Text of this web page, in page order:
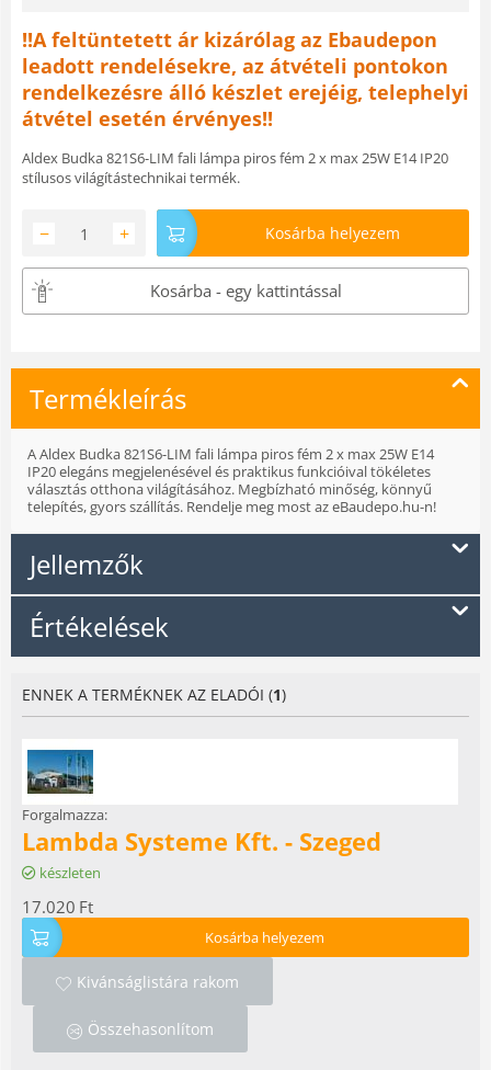
!!A feltüntetett ár kizárólag az Ebaudepon
leadott rendelésekre, az átvételi pontokon
rendelkezésre álló készlet erejéig, telephelyi
átvétel esetén érvényes!!
Aldex Budka 821S6-LIM fali lámpa piros fém 2 x max 25W E14 IP20
stílusos világítástechnikai termék.
+
− Kosárba helyezem
Kosárba - egy kattintással
Termékleírás
A Aldex Budka 821S6-LIM fali lámpa piros fém 2 x max 25W E14
IP20 elegáns megjelenésével és praktikus funkcióival tökéletes
választás otthona világításához. Megbízható minőség, könnyű
telepítés, gyors szállítás. Rendelje meg most az eBaudepo.hu-n!
Jellemzők
Értékelések
ENNEK A TERMÉKNEK AZ ELADÓI (1)
Forgalmazza:
Lambda Systeme Kft. - Szeged
készleten
17.020 Ft
Kosárba helyezem
Kivánságlistára rakom
Összehasonlítom